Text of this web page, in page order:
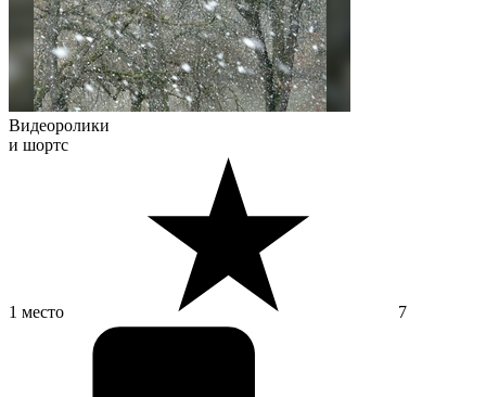
Видеоролики
и шортс
1 место 7